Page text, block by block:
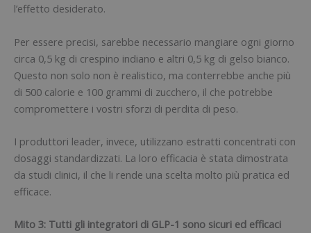
l’effetto desiderato.
Per essere precisi, sarebbe necessario mangiare ogni giorno
circa 0,5 kg di crespino indiano e altri 0,5 kg di gelso bianco.
Questo non solo non è realistico, ma conterrebbe anche più
di 500 calorie e 100 grammi di zucchero, il che potrebbe
compromettere i vostri sforzi di perdita di peso.
I produttori leader, invece, utilizzano estratti concentrati con
dosaggi standardizzati. La loro efficacia è stata dimostrata
da studi clinici, il che li rende una scelta molto più pratica ed
efficace.
Mito 3: Tutti gli integratori di GLP-1 sono sicuri ed efficaci